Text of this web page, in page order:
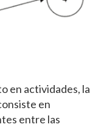
en actividades, la
en
entre las